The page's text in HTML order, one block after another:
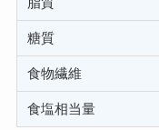
糖質
食物繊維
食塩相当量